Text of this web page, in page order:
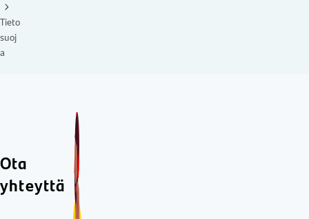
Tieto
suoj
a
Ota
yhteyttä